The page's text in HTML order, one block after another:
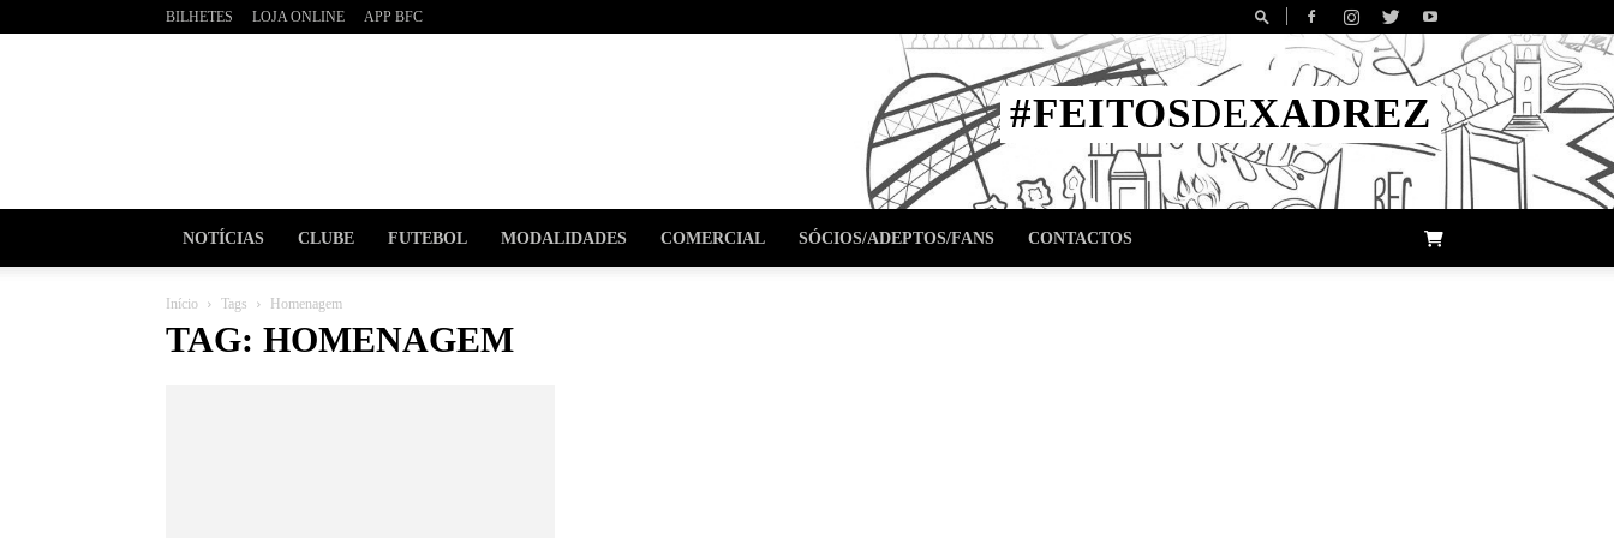
BILHETES LOJA ONLINE APP BFC
#FEITOSDEXADREZ
NOTÍCIAS CLUBE FUTEBOL MODALIDADES COMERCIAL SÓCIOS/ADEPTOS/FANS CONTACTOS
Início Tags Homenagem
TAG: HOMENAGEM